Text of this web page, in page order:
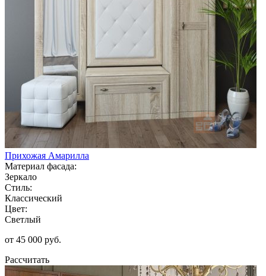
Прихожая Амарилла
Материал фасада:
Зеркало
Стиль:
Классический
Цвет:
Светлый
от 45 000 руб.
Рассчитать